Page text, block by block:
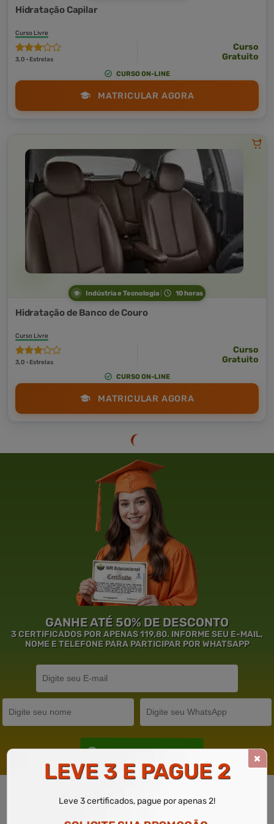
Hidratação Capilar
Curso Livre
3,0 · Estrelas
Curso
Gratuito
CURSO ON-LINE
MATRICULAR AGORA
Indústria e Tecnologia 10 horas
Hidratação de Banco de Couro
Curso Livre
3,0 · Estrelas
Curso
Gratuito
CURSO ON-LINE
MATRICULAR AGORA
GANHE ATÉ 50% DE DESCONTO
3 CERTIFICADOS POR APENAS 119,80. INFORME SEU E-MAIL,
NOME E TELEFONE PARA PARTICIPAR POR WHATSAPP
Solicite um WhatsApp
Garantia deEducaçãode Excelência.
LEVE 3 E PAGUE 2
Leve 3 certificados, pague por apenas 2!